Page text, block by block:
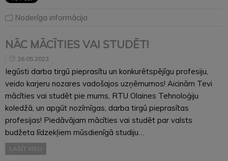
Noderīga informācija
NĀC MĀCĪTIES VAI STUDĒT!
26.05.2023
Iegūsti darba tirgū pieprasītu un konkurētspējīgu profesiju,
veido karjeru nozares vadošajos uzņēmumos! Aicinām Tevi
mācīties vai studēt pie mums, RTU Olaines Tehnoloģiju
koledžā, un apgūt nozīmīgas, darba tirgū pieprasītas
profesijas! Piedāvājam mācīties vai studēt par valsts
budžeta līdzekļiem mūsdienīgā studiju…
LASĪT VISU